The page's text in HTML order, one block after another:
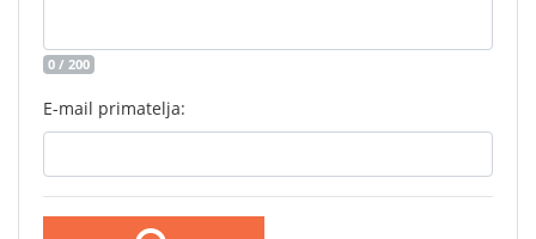
0 / 200
E-mail primatelja: